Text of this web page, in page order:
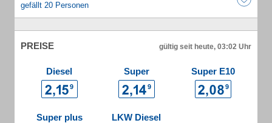
gefällt 20 Personen
PREISE gültig seit heute, 03:02 Uhr
Diesel Super Super E10
Super plus LKW Diesel